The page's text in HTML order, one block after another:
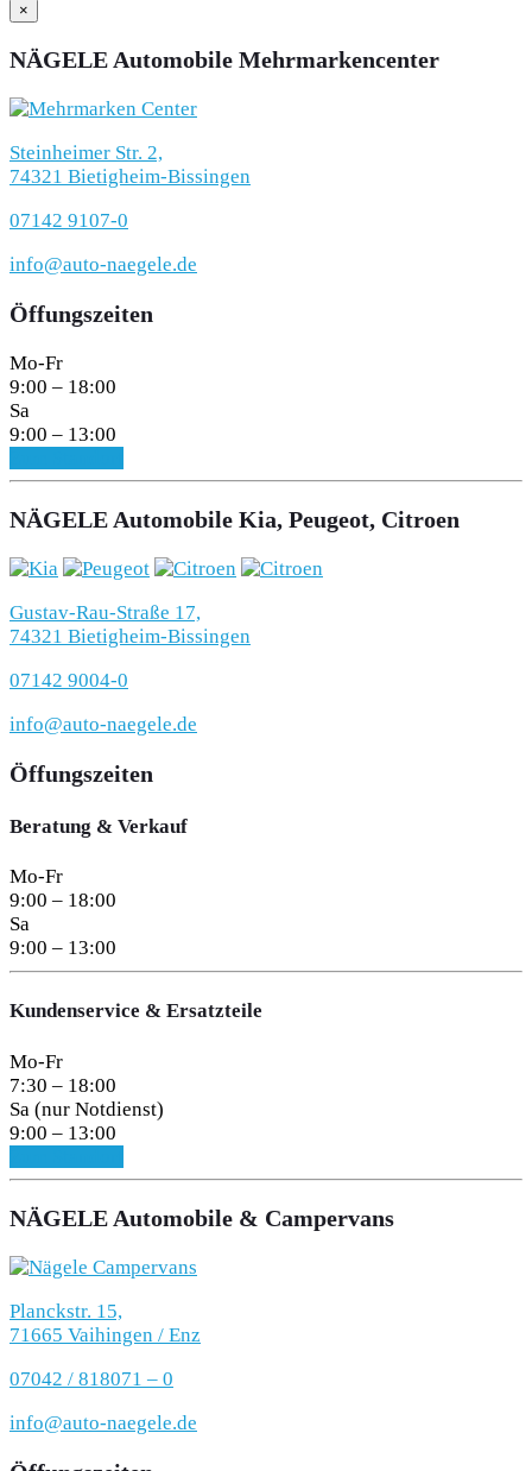
×
NÄGELE Automobile Mehrmarkencenter
Steinheimer Str. 2,
74321 Bietigheim-Bissingen
07142 9107-0
info@auto-naegele.de
Öffungszeiten
Mo-Fr
9:00 – 18:00
Sa
9:00 – 13:00
NÄGELE Automobile Kia, Peugeot, Citroen
Gustav-Rau-Straße 17,
74321 Bietigheim-Bissingen
07142 9004-0
info@auto-naegele.de
Öffungszeiten
Beratung & Verkauf
Mo-Fr
9:00 – 18:00
Sa
9:00 – 13:00
Kundenservice & Ersatzteile
Mo-Fr
7:30 – 18:00
Sa (nur Notdienst)
9:00 – 13:00
NÄGELE Automobile & Campervans
Planckstr. 15,
71665 Vaihingen / Enz
07042 / 818071 – 0
info@auto-naegele.de